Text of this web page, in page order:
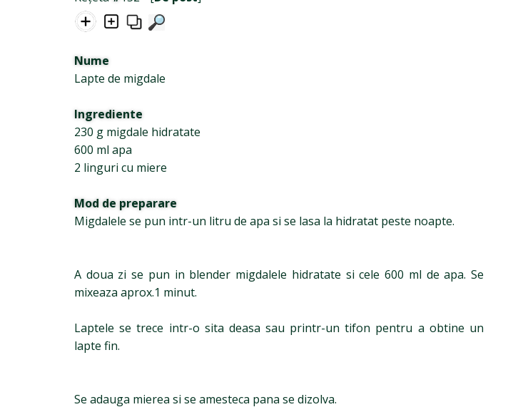
Nume
Lapte de migdale
Ingrediente
230 g migdale hidratate
600 ml apa
2 linguri cu miere
Mod de preparare
Migdalele se pun intr-un litru de apa si se lasa la hidratat peste noapte.
A doua zi se pun in blender migdalele hidratate si cele 600 ml de apa. Se
mixeaza aprox.1 minut.
Laptele se trece intr-o sita deasa sau printr-un tifon pentru a obtine un
lapte fin.
Se adauga mierea si se amesteca pana se dizolva.